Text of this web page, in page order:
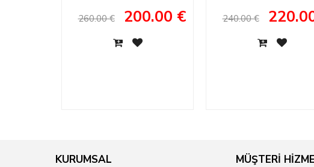
Shoes
260.00 € 200.00 €
Engagement Shoes
240.00 €
KURUMSAL MÜŞTERİ